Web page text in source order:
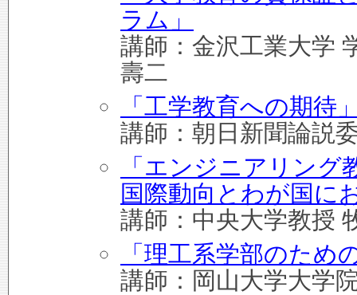
ラム」
講師：金沢工業大学
壽二
「工学教育への期待
講師：朝日新聞論説
「エンジニアリング
国際動向とわが国に
講師：中央大学教授
「理工系学部のため
講師：岡山大学大学